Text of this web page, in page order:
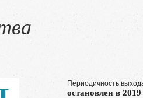
Периодичность
остановлен в 2019